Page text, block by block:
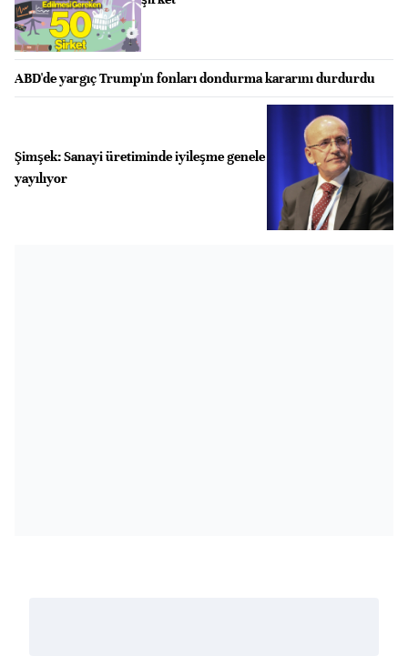
ABD'de yargıç Trump'ın fonları dondurma kararını durdurdu
Şimşek: Sanayi üretiminde iyileşme genele
yayılıyor